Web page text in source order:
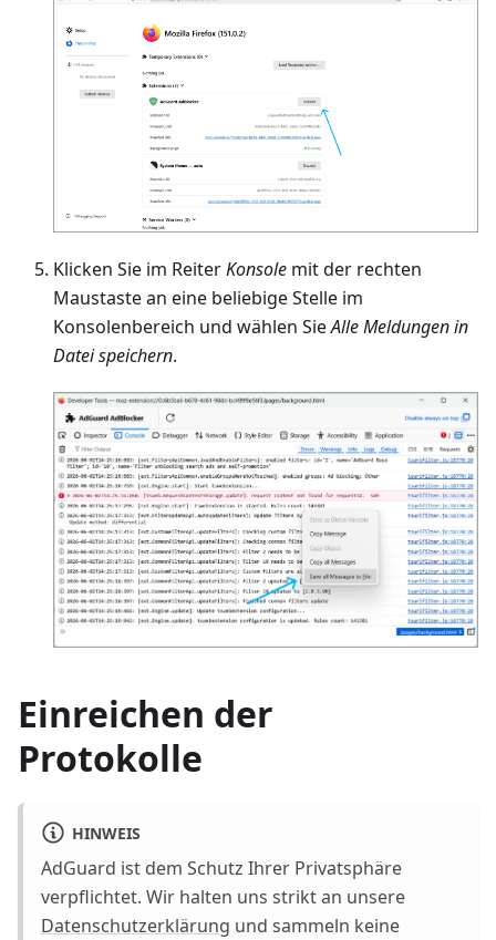
Klicken Sie im ReiterKonsole mit der rechten
Maustaste an eine beliebige Stelle im
Konsolenbereich und wählen SieAlle Meldungen in
Datei speichern.
Einreichen der
Protokolle
HINWEIS
AdGuard ist dem Schutz Ihrer Privatsphäre
verpflichtet. Wir halten uns strikt an unsere
Datenschutzerklärung und sammeln keine